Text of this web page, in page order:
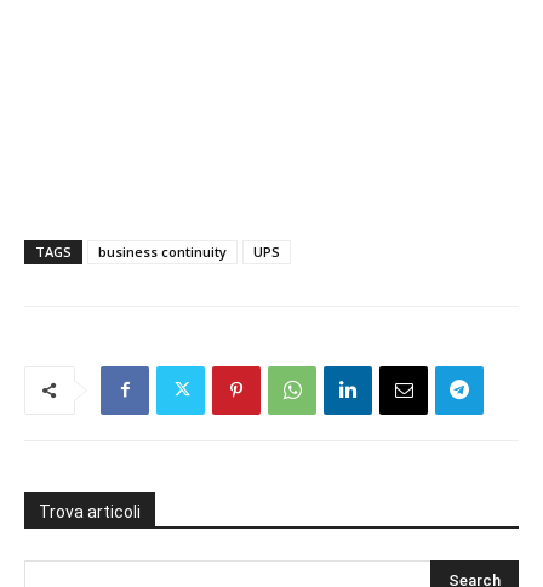
TAGS business continuity UPS
Trova articoli